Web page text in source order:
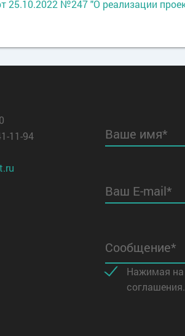
№247 "О реализации
11-94
Ваше имя*
Ваш E-mail*
Сообщение*
Нажимая на
соглашения.